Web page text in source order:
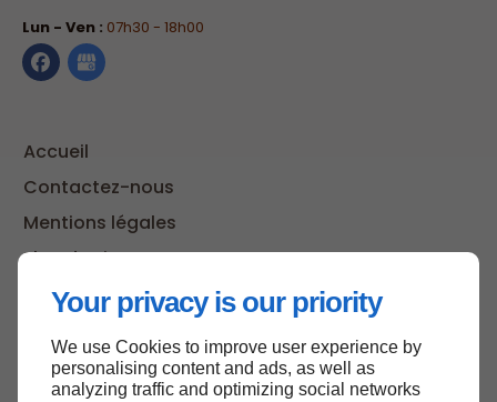
Your privacy is our priority
We use Cookies to improve user experience by
personalising content and ads, as well as
analyzing traffic and optimizing social networks
Lun - Ven : 07h30 - 18h00
Accueil
Contactez-nous
Mentions légales
Plan du site
Haut de page